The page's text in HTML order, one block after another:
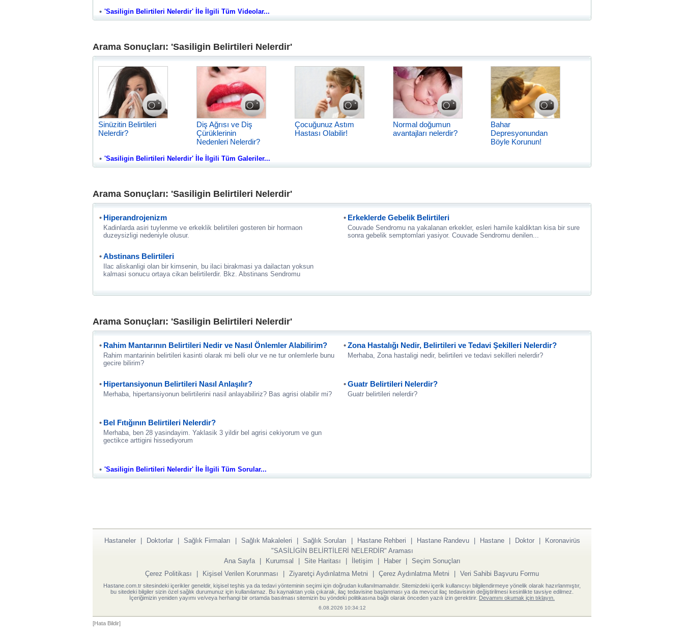
'Sasiligin Belirtileri Nelerdir' İle İlgili Tüm Videolar...
Arama Sonuçları: 'Sasiligin Belirtileri Nelerdir'
Sinüzitin Belirtileri
Nelerdir?
Diş Ağrısı ve Diş
Çürüklerinin
Nedenleri Nelerdir?
Çocuğunuz Astım
Hastası Olabilir!
Normal doğumun
avantajları nelerdir?
Bahar
Depresyonundan
Böyle Korunun!
'Sasiligin Belirtileri Nelerdir' İle İlgili Tüm Galeriler...
Arama Sonuçları: 'Sasiligin Belirtileri Nelerdir'
Hiperandrojenizm
Kadinlarda asiri tuylenme ve erkeklik belirtileri gosteren bir hormaon
duzeysizligi nedeniyle olusur.
Erkeklerde Gebelik Belirtileri
Couvade Sendromu na yakalanan erkekler, esleri hamile kaldiktan kisa bir sure
sonra gebelik semptomlari yasiyor. Couvade Sendromu denilen...
Abstinans Belirtileri
Ilac aliskanligi olan bir kimsenin, bu ilaci birakmasi ya dailactan yoksun
kalmasi sonucu ortaya cikan belirtilerdir. Bkz. Abstinans Sendromu
Arama Sonuçları: 'Sasiligin Belirtileri Nelerdir'
Rahim Mantarının Belirtileri Nedir ve Nasıl Önlemler Alabilirim?
Rahim mantarinin belirtileri kasinti olarak mi belli olur ve ne tur onlemlerle bunu
gecire bilirim?
Zona Hastalığı Nedir, Belirtileri ve Tedavi Şekilleri Nelerdir?
Merhaba, Zona hastaligi nedir, belirtileri ve tedavi sekilleri nelerdir?
Hipertansiyonun Belirtileri Nasıl Anlaşılır?
Merhaba, hipertansiyonun belirtilerini nasil anlayabiliriz? Bas agrisi olabilir mi?
Guatr Belirtileri Nelerdir?
Guatr belirtileri nelerdir?
Bel Fıtığının Belirtileri Nelerdir?
Merhaba, ben 28 yasindayim. Yaklasik 3 yildir bel agrisi cekiyorum ve gun
gectikce arttigini hissediyorum
'Sasiligin Belirtileri Nelerdir' İle İlgili Tüm Sorular...
Hastaneler | Doktorlar | Sağlık Firmaları | Sağlık Makaleleri | Sağlık Soruları | Hastane Rehberi | Hastane Randevu | Hastane | Doktor |
Koronavirüs
"SASİLİGİN BELİRTİLERİ NELERDİR" Araması
Ana Sayfa
| Kurumsal | Site Haritası | İletişim | Haber | Seçim Sonuçları
Çerez Politikası
| Kişisel Verilen Korunması | Ziyaretçi Aydınlatma Metni | Çerez Aydınlatma Metni | Veri Sahibi Başvuru Formu
Hastane.com.tr sitesindeki içerikler geneldir, kişisel teşhis ya da tedavi yönteminin seçimi için doğrudan kullanılmamalıdır. Sitemizdeki içerik kullanıcıyı bilgilendirmeye yönelik olarak hazırlanmıştır,
bu sitedeki bilgiler sizin özel sağlık durumunuz için kullanılamaz. Bu kaynaktan yola çıkarak, ilaç tedavisine başlanması ya da mevcut ilaç tedavisinin değiştirilmesi kesinlikte tavsiye edilmez.
İçeriğimizin yeniden yayımı ve/veya herhangi bir ortamda basılması sitemizin bu yöndeki politikasına bağlı olarak önceden yazılı izin gerektirir. Devamını okumak için tıklayın.
6.08.2026 10:34:12
[Hata Bildir]